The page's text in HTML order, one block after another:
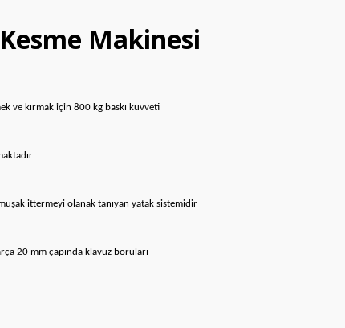
Makinesi
ve kırmak için 800 kg baskı kuvveti
ittermeyi olanak tanıyan yatak sistemidir
20 mm çapında klavuz boruları